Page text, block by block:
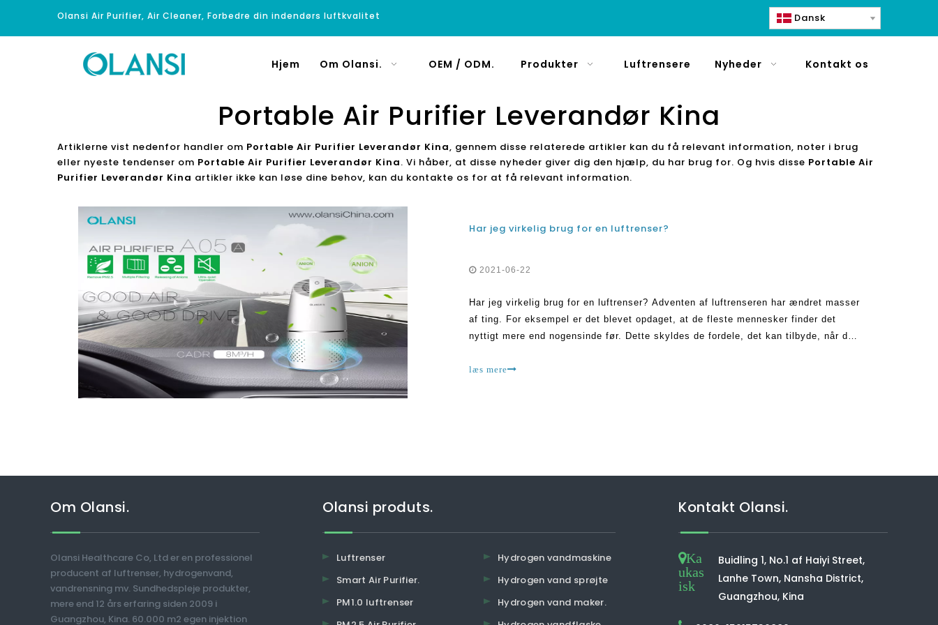
Olansi Air Purifier, Air Cleaner, Forbedre din indendørs luftkvalitet Dansk
Hjem Om Olansi. OEM / ODM. Produkter Luftrensere Nyheder Kontakt os
Portable Air Purifier Leverandør Kina
Artiklerne vist nedenfor handler om Portable Air Purifier Leverandør Kina, gennem disse relaterede artikler kan du få relevant information, noter i brug
eller nyeste tendenser om Portable Air Purifier Leverandør Kina. Vi håber, at disse nyheder giver dig den hjælp, du har brug for. Og hvis disse Portable Air
Purifier Leverandør Kina artikler ikke kan løse dine behov, kan du kontakte os for at få relevant information.
Har jeg virkelig brug for en luftrenser?
2021-06-22
Har jeg virkelig brug for en luftrenser? Adventen af ​​luftrenseren har ændret masser
af ting. For eksempel er det blevet opdaget, at de fleste mennesker finder det
nyttigt mere end nogensinde før. Dette skyldes de fordele, det kan tilbyde, når det
læs mere
Om Olansi.
Olansi Healthcare Co, Ltd er en professionel
producent af luftrenser, hydrogenvand,
vandrensning mv. Sundhedspleje produkter,
mere end 12 års erfaring siden 2009 i
Guangzhou, Kina. 60.000 m2 egen injektion
Olansi produts.
Luftrenser
Smart Air Purifier.
PM1.0 luftrenser
Hydrogen vandmaskine
Hydrogen vand sprøjte
Hydrogen vand maker.
Kontakt Olansi.
Ka
ukas
isk
Buidling 1, No.1 af Haiyi Street,
Lanhe Town, Nansha District,
Guangzhou, Kina